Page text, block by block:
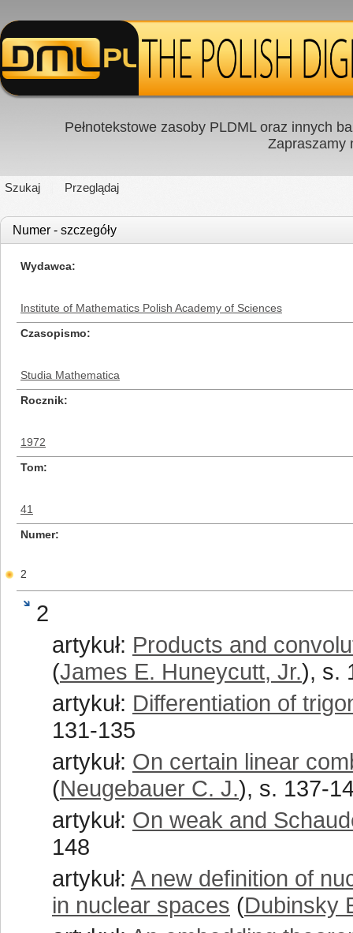
Pełnotekstowe zasoby PLDML oraz innych
Zapraszamy
Szukaj Przeglądaj
Numer - szczegóły
Wydawca
Institute of Mathematics Polish Academy of Sciences
Czasopismo
Studia Mathematica
Rocznik
1972
Tom
41
Numer
2
2
artykuł: Products and
(James E. Huneycutt, Jr.), s.
artykuł: Differentiation of
131-135
artykuł: On certain linear
(Neugebauer C. J.), s. 137-
artykuł: On weak and
148
artykuł: A new definition of
in nuclear spaces (Dubinsky